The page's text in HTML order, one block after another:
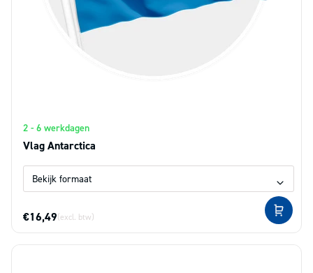
2 - 6 werkdagen
Vlag Antarctica
€16,49(excl. btw)